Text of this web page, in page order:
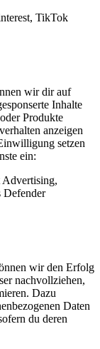
TikTok
wir dir auf
Inhalte
Produkte
anzeigen
setzen
ein:
Defender
wir den Erfolg
nachvollziehen,
Dazu
Daten
du deren